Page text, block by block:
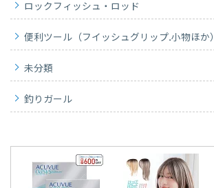
ロックフィッシュ・ロッド
便利ツール（フイッシュグリップ.小物ほか）
未分類
釣りガール